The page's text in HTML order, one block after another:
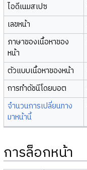
ไอดีเนมสเปซ
เลขหน้า
ภาษาของเนื้อหาของ
หน้า
ตัวแบบเนื้อหาของหน้า
การทำดัชนีโดยบอต
จำนวนการเปลี่ยนทาง
มาหน้านี้
การล็อกหน้า